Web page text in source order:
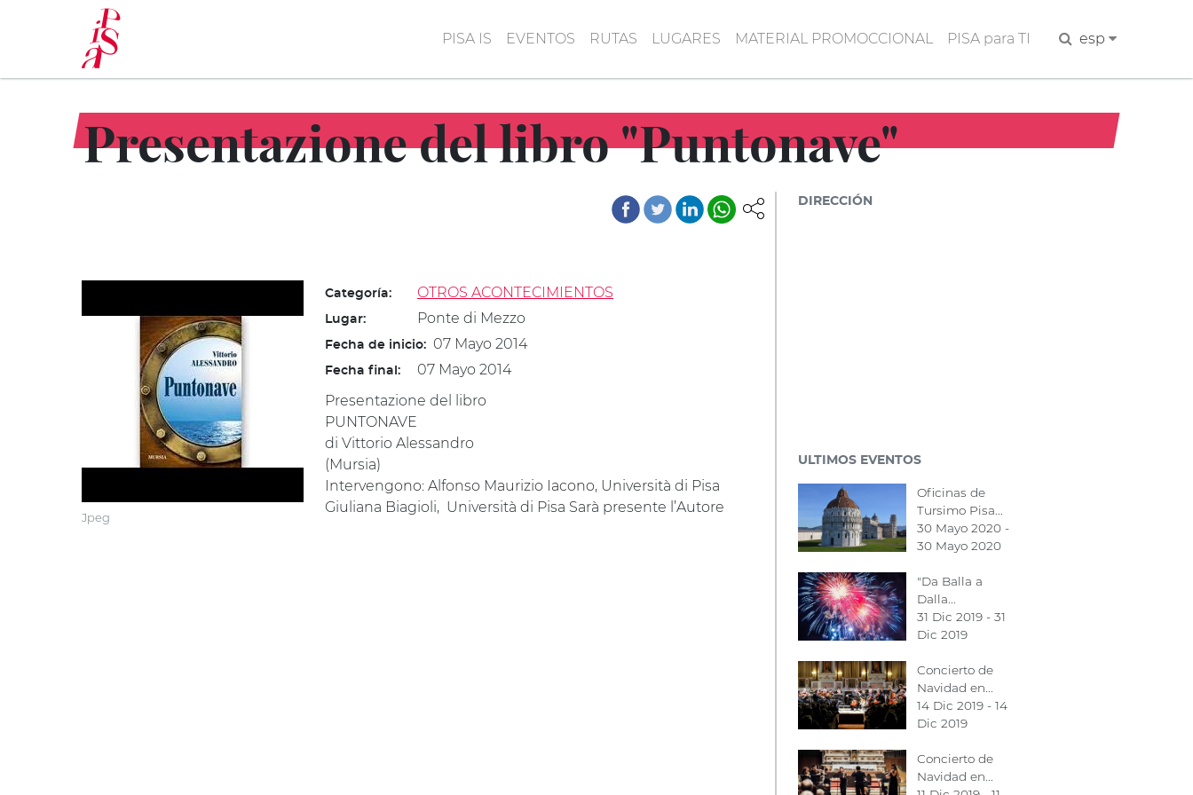
principal
PISA IS EVENTOS RUTAS LUGARES MATERIAL PROMOCCIONAL PISA para TI Buscaresp
Presentazione del libro "Puntonave"
Jpeg
Categoría: OTROS ACONTECIMIENTOS
Lugar: Ponte di Mezzo
Fecha de inicio: 07 Mayo 2014
Fecha final:
07 Mayo 2014
Presentazione del libro
PUNTONAVE
di Vittorio Alessandro
(Mursia)
Intervengono: Alfonso Maurizio Iacono, Università di Pisa
Giuliana Biagioli, Università di Pisa Sarà presente l’Autore
DIRECCIÓN
ULTIMOS EVENTOS
Oficinas de
Tursimo Pisa...
30 Mayo 2020 -
30 Mayo 2020
"Da Balla a
Dalla...
31 Dic 2019 - 31
Dic 2019
Concierto de
Navidad en...
14 Dic 2019 - 14
Dic 2019
Concierto de
Navidad en...